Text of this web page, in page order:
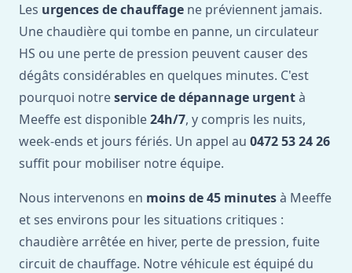
Les urgences de chauffage ne préviennent jamais.
Une chaudière qui tombe en panne, un circulateur
HS ou une perte de pression peuvent causer des
dégâts considérables en quelques minutes. C'est
pourquoi notreservice de dépannage urgentà
Meeffe est disponible24h/7, y compris les nuits,
week-ends et jours fériés. Un appel au 0472 53 24 26
suffit pour mobiliser notre équipe.
Nous intervenons en moins de 45 minutesà Meeffe
et ses environs pour les situations critiques :
chaudière arrêtée en hiver, perte de pression, fuite
circuit de chauffage. Notre véhicule est équipé du